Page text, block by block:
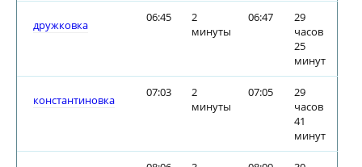
дружковка
06:45
2
минуты
06:47
29
часов
25
минут
константиновка
07:03
2
минуты
07:05
29
часов
41
минут